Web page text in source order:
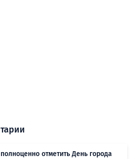
отметить День города